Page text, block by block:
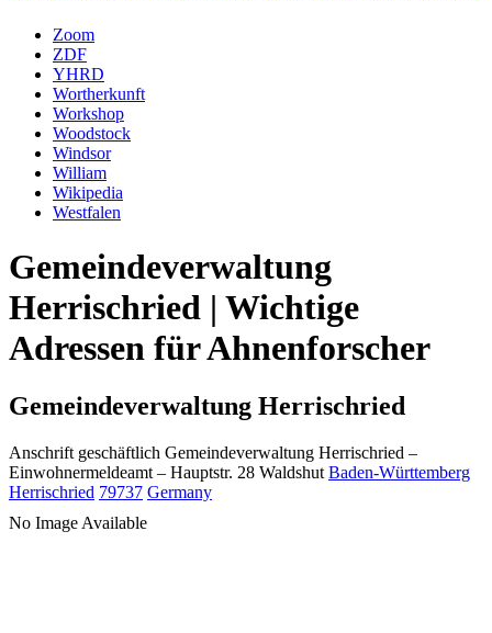
Zoom
ZDF
YHRD
Wortherkunft
Workshop
Woodstock
Windsor
William
Wikipedia
Westfalen
Gemeindeverwaltung
Herrischried | Wichtige
Adressen für Ahnenforscher
Gemeindeverwaltung Herrischried
Anschrift geschäftlich Gemeindeverwaltung Herrischried –
Einwohnermeldeamt – Hauptstr. 28 Waldshut Baden-Württemberg
Herrischried 79737 Germany
No Image Available